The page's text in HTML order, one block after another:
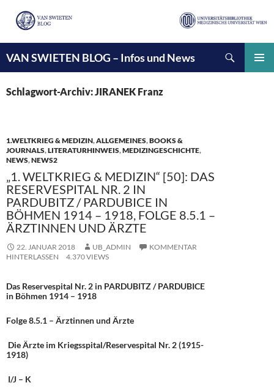
VAN SWIETEN BLOG – Infos und News
INHALT
SPRINGEN
Schlagwort-Archiv: JIRANEK Franz
1.WELTKRIEG & MEDIZIN,ALLGEMEINES,BOOKS &
JOURNALS,LITERATURHINWEIS,MEDIZINGESCHICHTE,
NEWS,NEWS2
„1. WELTKRIEG & MEDIZIN“ [50]: DAS
RESERVESPITAL NR. 2 IN
PARDUBITZ / PARDUBICE IN
BÖHMEN 1914 – 1918, FOLGE 8.5.1 –
ÄRZTINNEN UND ÄRZTE
22. JANUAR 2018 UB_ADMIN
KOMMENTAR
HINTERLASSEN
4.370 VIEWS
Das Reservespital Nr. 2 in PARDUBITZ / PARDUBICE
in Böhmen 1914 – 1918
Folge 8.5.1 – Ärztinnen und Ärzte
Die Ärzte im Kriegsspital/Reservespital Nr. 2 (1915-
1918)
I/J – K